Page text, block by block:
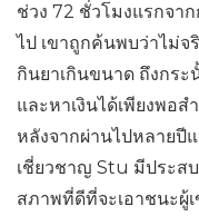
ช่วง 72 ชั่วโมงแรกจา
ไป เขาถูกค้นพบว่าไม่จ
กินยาเกินขนาด ถึงกร
และหาเงินได้เพียงพอ
หลังจากผ่านไปหลายปี
เชี่ยวชาญ Stu มีประส
สภาพที่ดีที่จะเอาชนะผู้